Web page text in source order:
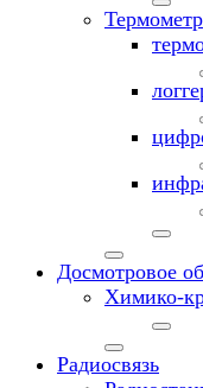
Термометр
Досмотровое
Химико-
Радиосвязь